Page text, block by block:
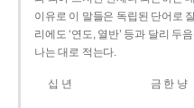
이유로 이 말들은 독립된 단어로
리에도 ‘연도, 열반’ 등과 달리 두
나는 대로 적는다.
십 년 금 한 냥